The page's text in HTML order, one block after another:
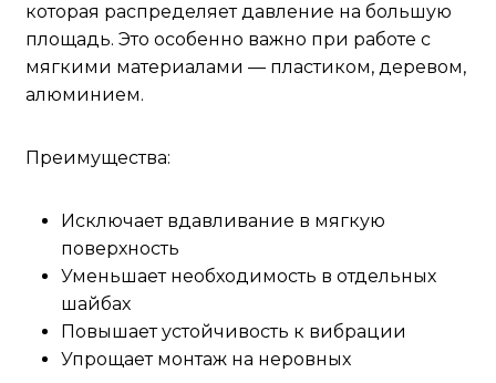
которая распределяет давление на большую
площадь. Это особенно важно при работе с
мягкими материалами — пластиком, деревом,
алюминием.
Преимущества:
Исключает вдавливание в мягкую
поверхность
Уменьшает необходимость в отдельных
шайбах
Повышает устойчивость к вибрации
Упрощает монтаж на неровных